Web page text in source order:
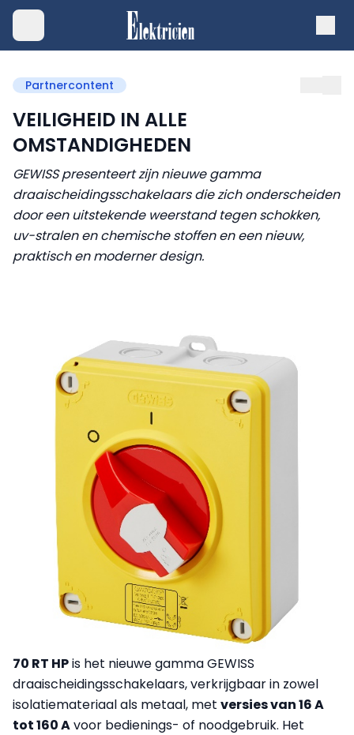
Partnercontent
VEILIGHEID IN ALLE
OMSTANDIGHEDEN
GEWISS presenteert zijn nieuwe gamma
draaischeidingsschakelaars die zich onderscheiden
door een uitstekende weerstand tegen schokken,
uv-stralen en chemische stoffen en een nieuw,
praktisch en moderner design.
70 RT HPis het nieuwe gamma GEWISS
draaischeidingsschakelaars, verkrijgbaar in zowel
isolatiemateriaal als metaal, met versies van 16 A
tot 160 Avoor bedienings- of noodgebruik. Het